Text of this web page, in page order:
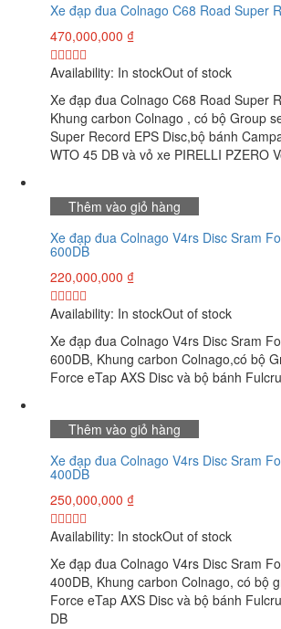
Xe đạp đua Colnago C68 Road Super
470,000,000 ₫
Availability: In stockOut of stock
Xe đạp đua Colnago C68 Road Super
Khung carbon Colnago , có bộ Group
Super Record EPS Disc,bộ bánh
WTO 45 DB và vỏ xe PIRELLI PZERO
Thêm vào giỏ hàng
Xe đạp đua Colnago V4rs Disc Sram
600DB
220,000,000 ₫
Availability: In stockOut of stock
Xe đạp đua Colnago V4rs Disc Sram
600DB, Khung carbon Colnago,có bộ
Force eTap AXS Disc và bộ bánh
Thêm vào giỏ hàng
Xe đạp đua Colnago V4rs Disc Sram
400DB
250,000,000 ₫
Availability: In stockOut of stock
Xe đạp đua Colnago V4rs Disc Sram
400DB, Khung carbon Colnago, có bộ
Force eTap AXS Disc và bộ bánh
DB